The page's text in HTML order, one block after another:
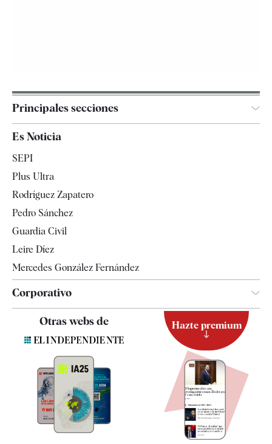
Principales secciones
España
Televisión
Es Noticia
SEPI
Plus Ultra
Rodríguez Zapatero
Pedro Sánchez
Guardia Civil
Leire Díez
Mercedes González Fernández
Corporativo
Contacto
Quiénes somos
Especificaciones
Otras webs de Hazte premium